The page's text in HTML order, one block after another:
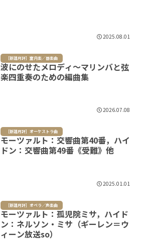
2025.08.01
［新譜月評］室内楽／器楽曲
波にのせたメロディ～マリンバと弦
楽四重奏のための編曲集
2026.07.08
［新譜月評］オーケストラ曲
モーツァルト：交響曲第40番，ハイ
ドン：交響曲第49番《受難》他
2025.01.01
［新譜月評］オペラ／声楽曲
モーツァルト：孤児院ミサ，ハイド
ン：ネルソン・ミサ（ギーレン＝ウ
ィーン放送so）